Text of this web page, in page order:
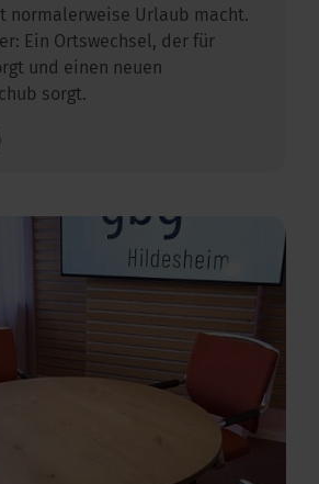
normalerweise Urlaub macht.
Ein Ortswechsel, der für
und einen neuen
sorgt.